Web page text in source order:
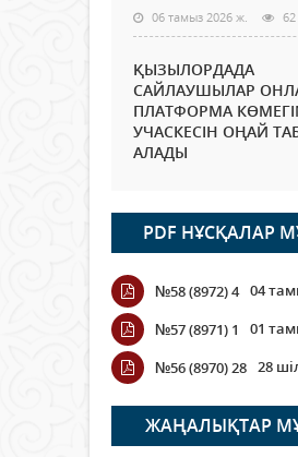
06 тамыз 2026 ж. 62
ҚЫЗЫЛОРДАДА
САЙЛАУШЫЛАР
ПЛАТФОРМА
УЧАСКЕСІН ОҢАЙ
АЛАДЫ
Open Air: Қызылорда
облысы полиция
департаменті 20
астам көрерменнің
қауіпсіздігін
ҚАЛАЙ ӨТЕДІ?
06 тамыз 2026 ж.
PDF НҰСҚАЛАР
№58 (8972) 4 04
№57 (8971) 1
01
№56 (8970) 28 28
ЖАҢАЛЫҚТАР